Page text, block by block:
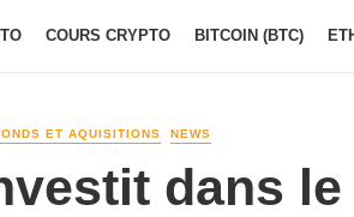
COURS CRYPTO BITCOIN (BTC)
ET AQUISITIONS NEWS
dans